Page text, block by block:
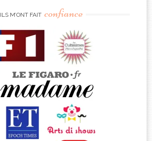
ILS M’ONT FAIT confiance